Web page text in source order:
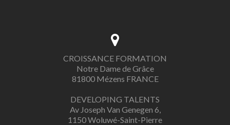
CROISSANCE FORMATION
Notre Dame de Grâce
81800 Mézens FRANCE
DEVELOPING TALENTS
Av Joseph Van Genegen 6,
1150 Woluwé-Saint-Pierre